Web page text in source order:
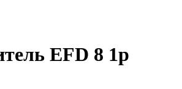
EFD 8 1p